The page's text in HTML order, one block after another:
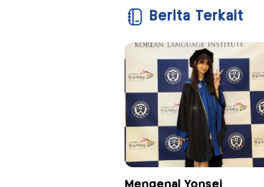
Berita Terkait
Mengenal Yonsei